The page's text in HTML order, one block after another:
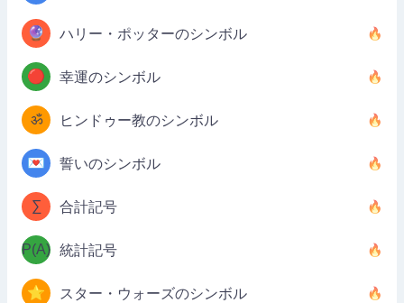
🔮 ハリー・ポッターのシンボル
🔴 幸運のシンボル
ॐ ヒンドゥー教のシンボル
💌 誓いのシンボル
∑ 合計記号
P(A) 統計記号
⭐ スター・ウォーズのシンボル